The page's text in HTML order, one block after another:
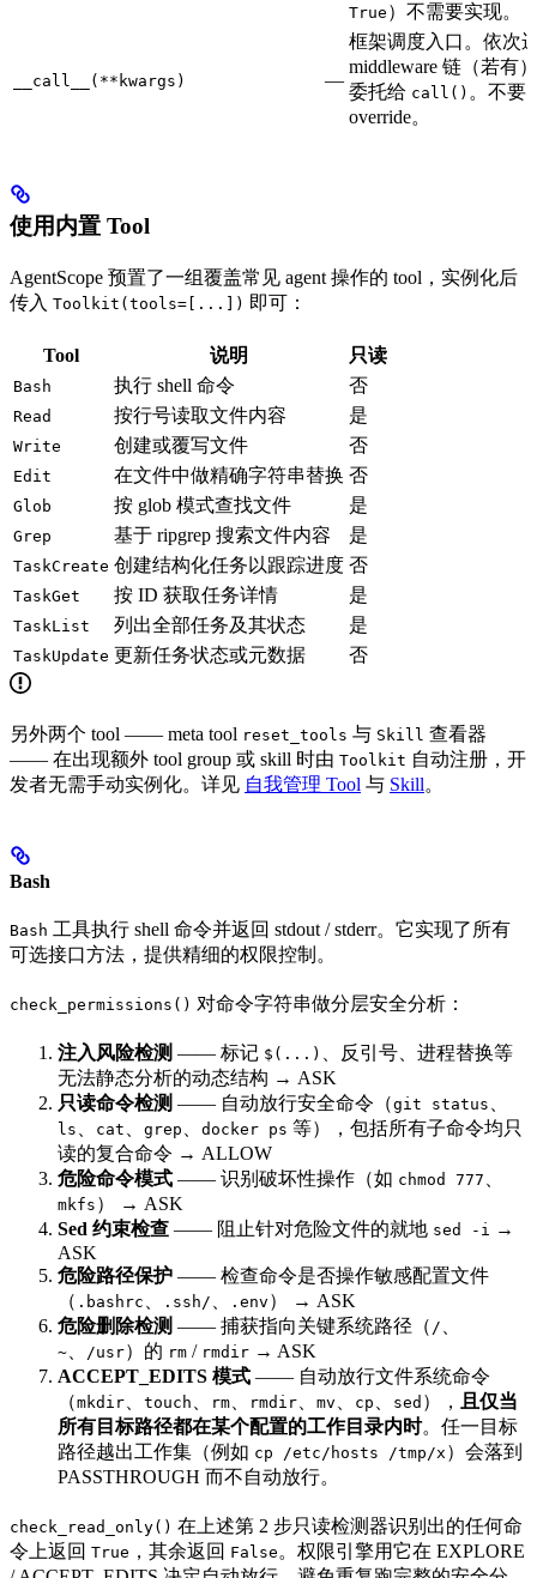
True ）不需要实现。
__call__(**kwargs) —
框架调度入口。依次
middleware 链（若有
委托给 call() 。不要
override。
使用内置 Tool
AgentScope 预置了一组覆盖常见 agent 操作的 tool，实例化后
传入 Toolkit(tools=[...]) 即可：
Tool 说明 只读
Bash 执行 shell 命令 否
Read 按行号读取文件内容 是
Write 创建或覆写文件 否
Edit 在文件中做精确字符串替换 否
Glob 按 glob 模式查找文件 是
Grep 基于 ripgrep 搜索文件内容 是
TaskCreate 创建结构化任务以跟踪进度 否
TaskGet 按 ID 获取任务详情 是
TaskList 列出全部任务及其状态 是
TaskUpdate 更新任务状态或元数据 否
另外两个 tool —— meta tool reset_tools 与 Skill 查看器
—— 在出现额外 tool group 或 skill 时由 Toolkit 自动注册，开
发者无需手动实例化。详见 自我管理 Tool 与 Skill。
Bash
Bash 工具执行 shell 命令并返回 stdout / stderr。它实现了所有
可选接口方法，提供精细的权限控制。
check_permissions() 对命令字符串做分层安全分析：
注入风险检测 —— 标记 $(...) 、反引号、进程替换等
无法静态分析的动态结构 → ASK
只读命令检测 —— 自动放行安全命令（git status 、
ls 、 cat 、 grep 、 docker ps 等），包括所有子命令均只
读的复合命令 → ALLOW
危险命令模式 —— 识别破坏性操作（如 chmod 777 、
mkfs ） → ASK
Sed 约束检查 —— 阻止针对危险文件的就地 sed -i →
ASK
危险路径保护 —— 检查命令是否操作敏感配置文件
（ .bashrc 、 .ssh/ 、 .env ） → ASK
危险删除检测 —— 捕获指向关键系统路径（ / 、
~、 /usr）的 rm / rmdir → ASK
ACCEPT_EDITS 模式 —— 自动放行文件系统命令
（mkdir、 touch 、 rm、 rmdir、 mv 、 cp 、 sed ）， 且仅当
所有目标路径都在某个配置的工作目录内时。任一目标
路径越出工作集（例如 cp /etc/hosts /tmp/x ）会落到
PASSTHROUGH 而不自动放行。
check_read_only() 在上述第 2 步只读检测器识别出的任何命
令上返回 True ，其余返回 False。权限引擎用它在 EXPLORE